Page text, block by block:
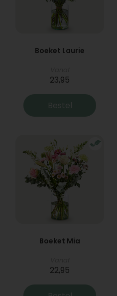
Boeket Laurie
23,95
Bestel
Boeket Mia
22,95